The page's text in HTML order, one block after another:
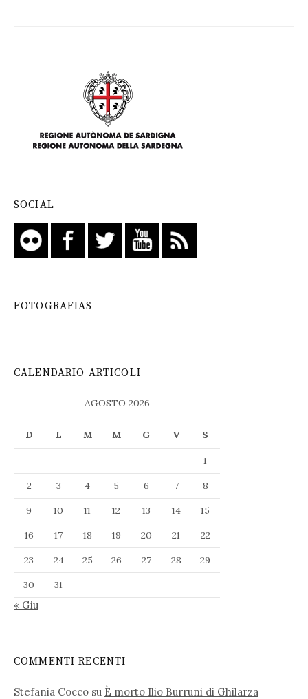
SOCIAL
FOTOGRAFIAS
CALENDARIO ARTICOLI
AGOSTO 2026
D L M M G V S
1
2
3 4 5 6 7
8
9
10 11 12 13 14
15
16
17 18 19 20 21
22
23
24 25 26 27 28
29
30
31
« Giu
COMMENTI RECENTI
Stefania Cocco su È morto Ilio Burruni di Ghilarza